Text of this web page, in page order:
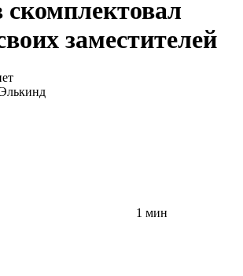
скомплектовал
заместителей
1 мин